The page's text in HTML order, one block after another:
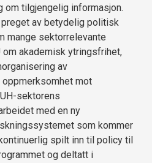
om tilgjengelig informasjon.
av betydelig politisk
mange sektorrelevante
om akademisk ytringsfrihet,
av
mot
sektorens
med en ny
som kommer
spilt inn til policy til
og deltatt i